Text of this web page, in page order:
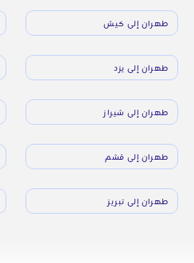
طهران إلى كيش
طهران إلى يزد
طهران إلى شيراز
طهران إلى قشم
طهران إلى تبريز